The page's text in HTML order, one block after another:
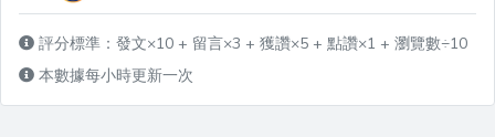
評分標準：發文×10 + 留言×3 + 獲讚×5 + 點讚×1 + 瀏覽數÷10
本數據每小時更新一次